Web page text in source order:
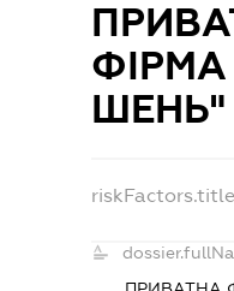
ШЕНЬ"
riskFactors.title